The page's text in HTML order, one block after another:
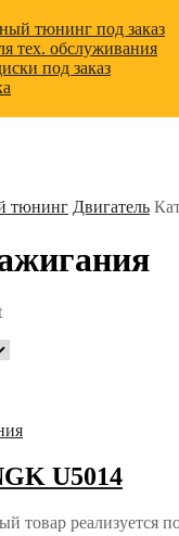
тюнинг под заказ
тех. обслуживания
под заказ
тюнинг Двигатель
U5014
товар реализуется